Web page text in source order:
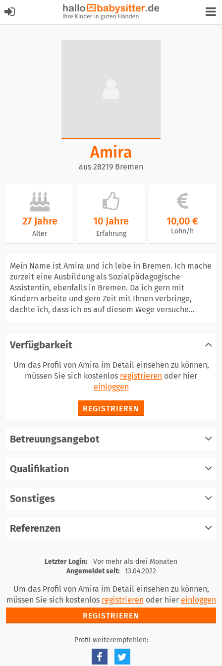
Amira
aus 28219 Bremen
27 Jahre
Alter
10 Jahre
Erfahrung
10,00 €
Lohn/h
Mein Name ist Amira und ich lebe in Bremen. Ich mache
zurzeit eine Ausbildung als Sozialpädagogische
Assistentin, ebenfalls in Bremen. Da ich gern mit
Kindern arbeite und gern Zeit mit Ihnen verbringe,
dachte ich, dass ich es auf diesem Wege versuche...
Verfügbarkeit
Um das Profil von Amira im Detail einsehen zu können,
müssen Sie sich kostenlos registrieren oder hier
einloggen
REGISTRIEREN
Betreuungsangebot
Qualifikation
Sonstiges
Referenzen
registrieren
einloggen
Letzter Login:
Vor mehr als drei Monaten
Angemeldet seit:
13.04.2022
Um das Profil von Amira im Detail einsehen zu können,
müssen Sie sich kostenlos registrieren oder hier einloggen
REGISTRIEREN
Profil weiterempfehlen: